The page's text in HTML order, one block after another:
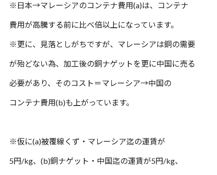
※ 日本→マレーシアのコンテナ費用(a)は、コンテナ
費用が高騰する前に比べ倍以上になっています。
※更に、見落としがちですが、マレーシアは銅の需要
が殆どない為、加工後の銅ナゲットを更に中国に売る
必要があり、そのコスト＝マレーシア→中国の
コンテナ費用(b)も上がって います。
※仮に(a)被覆線くず・マレーシア迄の運賃が
5円/kg、 (b)銅ナゲット・中国迄の運賃が5円/kg、